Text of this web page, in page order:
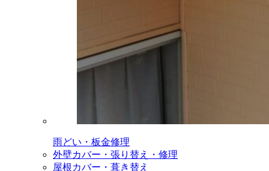
雨どい・板金修理
外壁カバー・張り替え・修理
屋根カバー・葺き替え